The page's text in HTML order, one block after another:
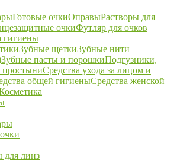
Готовые очкиОправыРастворы для
очкиФутляр для очков
гигиены
Зубные щеткиЗубные нити
Зубные пасты и порошкиПодгузники,
простыниСредства ухода за лицом и
общей гигиеныСредства женской
для линз